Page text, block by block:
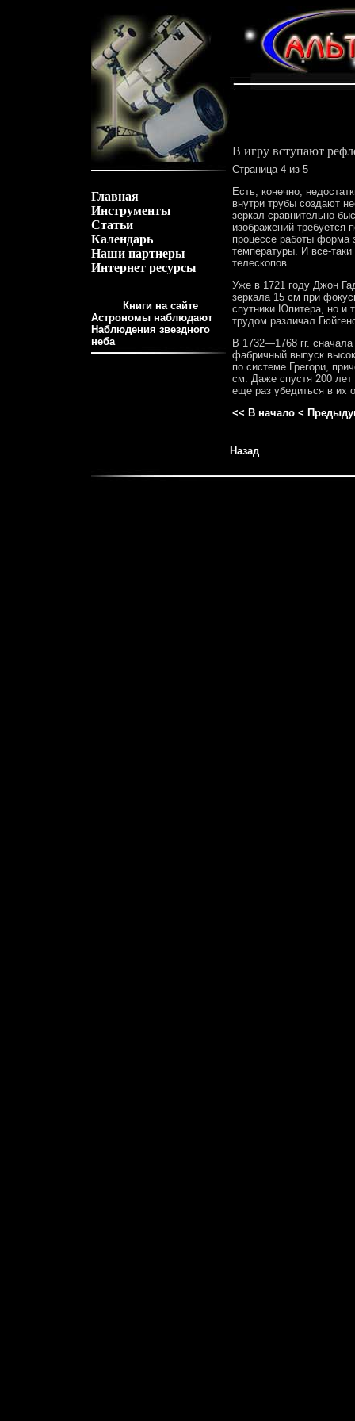
Главная
Инструменты
Статьи
Календарь
Наши партнеры
Интернет ресурсы
Книги на сайте
Астрономы наблюдают
Наблюдения звездного
неба
В игру вступают
Страница 4 из 5
Есть, конечно,
внутри трубы создают
зеркал сравнительно
изображений требуется
процессе работы форма
температуры. И все-
телескопов.
Уже в 1721 году Джон
зеркала 15 см при
спутники Юпитера, но и
трудом различал
В 1732—1768 гг.
фабричный выпуск
по системе Грегори,
см. Даже спустя 200 лет
еще раз убедиться в их
<< В начало <
Назад